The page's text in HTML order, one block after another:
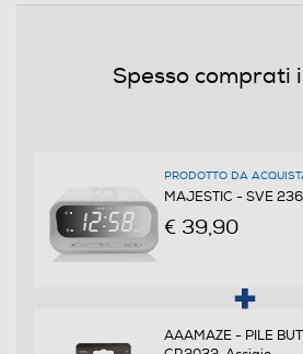
Posizionamento
Spesso comprati
PRODOTTO DA
MAJESTIC - SVE
€ 39,90
AAAMAZE - PILE